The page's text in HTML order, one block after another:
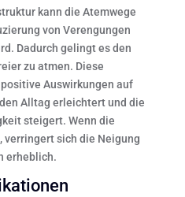
kann die Atemwege
von Verengungen
Dadurch gelingt es den
zu atmen. Diese
Auswirkungen auf
Alltag erleichtert und die
steigert. Wenn die
sich die Neigung
erheblich.